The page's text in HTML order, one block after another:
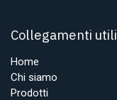
Collegamenti utili
Home
Chi siamo
Prodotti